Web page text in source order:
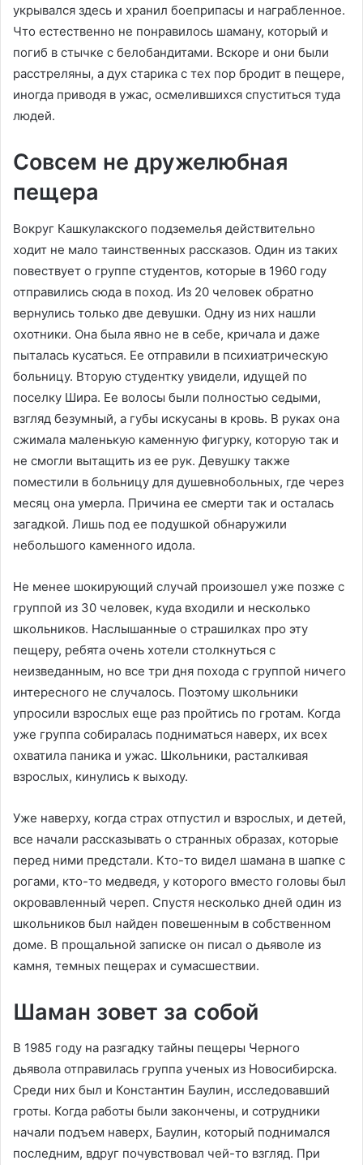
укрывался здесь и хранил боеприпасы и награбленное.
Что естественно не понравилось шаману, который и
погиб в стычке с белобандитами. Вскоре и они были
расстреляны, а дух старика с тех пор бродит в пещере,
иногда приводя в ужас, осмелившихся спуститься туда
людей.
Совсем не дружелюбная
пещера
Вокруг Кашкулакского подземелья действительно
ходит не мало таинственных рассказов. Один из таких
повествует о группе студентов, которые в 1960 году
отправились сюда в поход. Из 20 человек обратно
вернулись только две девушки. Одну из них нашли
охотники. Она была явно не в себе, кричала и даже
пыталась кусаться. Ее отправили в психиатрическую
больницу. Вторую студентку увидели, идущей по
поселку Шира. Ее волосы были полностью седыми,
взгляд безумный, а губы искусаны в кровь. В руках она
сжимала маленькую каменную фигурку, которую так и
не смогли вытащить из ее рук. Девушку также
поместили в больницу для душевнобольных, где через
месяц она умерла. Причина ее смерти так и осталась
загадкой. Лишь под ее подушкой обнаружили
небольшого каменного идола.
Не менее шокирующий случай произошел уже позже с
группой из 30 человек, куда входили и несколько
школьников. Наслышанные о страшилках про эту
пещеру, ребята очень хотели столкнуться с
неизведанным, но все три дня похода с группой ничего
интересного не случалось. Поэтому школьники
упросили взрослых еще раз пройтись по гротам. Когда
уже группа собиралась подниматься наверх, их всех
охватила паника и ужас. Школьники, расталкивая
взрослых, кинулись к выходу.
Уже наверху, когда страх отпустил и взрослых, и детей,
все начали рассказывать о странных образах, которые
перед ними предстали. Кто-то видел шамана в шапке с
рогами, кто-то медведя, у которого вместо головы был
окровавленный череп. Спустя несколько дней один из
школьников был найден повешенным в собственном
доме. В прощальной записке он писал о дьяволе из
камня, темных пещерах и сумасшествии.
Шаман зовет за собой
В 1985 году на разгадку тайны пещеры Черного
дьявола отправилась группа ученых из Новосибирска.
Среди них был и Константин Баулин, исследовавший
гроты. Когда работы были закончены, и сотрудники
начали подъем наверх, Баулин, который поднимался
последним, вдруг почувствовал чей-то взгляд. При